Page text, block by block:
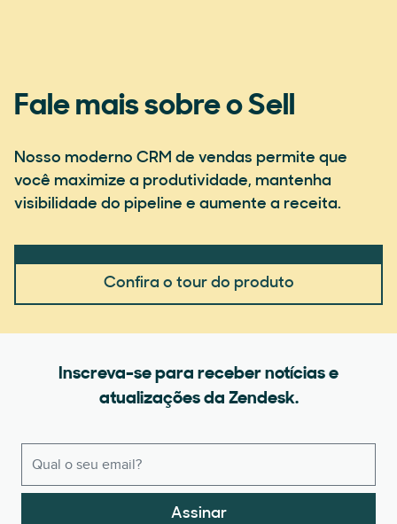
Fale mais sobre o Sell
Nosso moderno CRM de vendas permite que
você maximize a produtividade, mantenha
visibilidade do pipeline e aumente a receita.
Confira o tour do produto
Inscreva-se para receber notícias e
atualizações da Zendesk.
Assinar